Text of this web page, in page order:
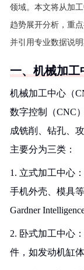
领域。本文将从加
趋势展开分析，重
并引用专业数据说明
一、机械加工
机械加工中心（
数字控制（CNC
成铣削、钻孔、
主要分为三类：
1. 立式加工中心
手机外壳、模具
Gardner
2. 卧式加工中心
件，如发动机缸